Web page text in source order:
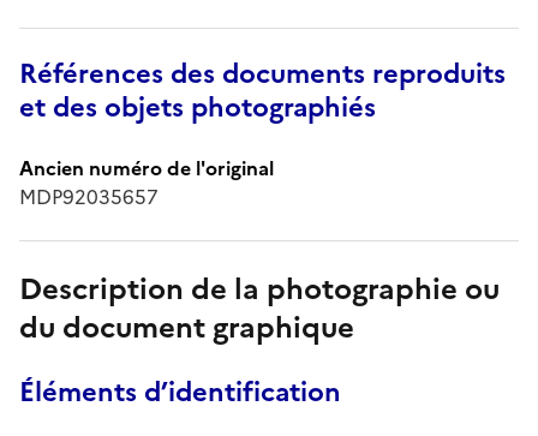
Références des documents reproduits
et des objets photographiés
Ancien numéro de l'original
MDP92035657
Description de la photographie ou
du document graphique
Éléments d’identification